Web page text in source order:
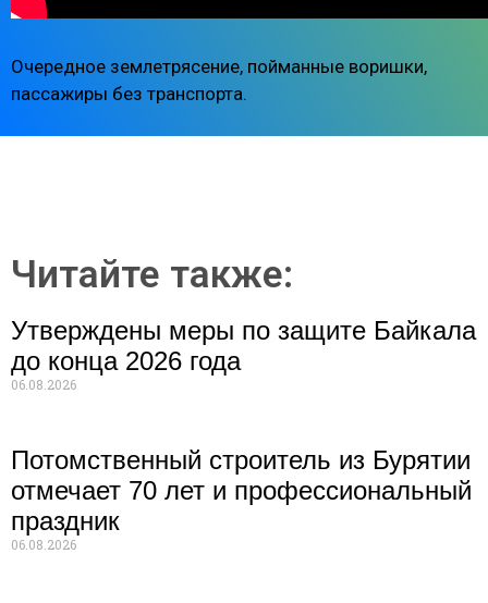
Очередное землетрясение, пойманные воришки,
пассажиры без транспорта.
Читайте также:
Утверждены меры по защите Байкала
до конца 2026 года
06.08.2026
Потомственный строитель из Бурятии
отмечает 70 лет и профессиональный
праздник
06.08.2026